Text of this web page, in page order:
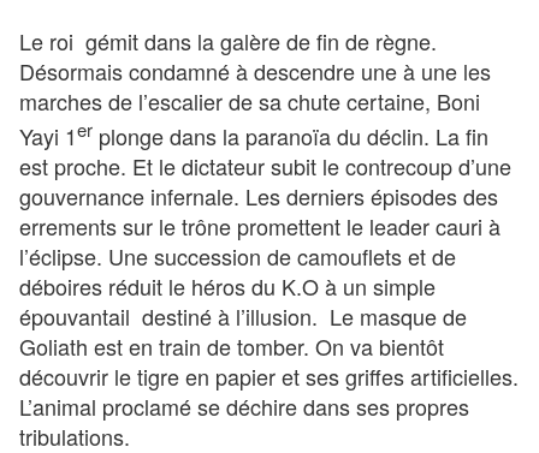
Le roi gémit dans la galère de fin de règne.
Désormais condamné à descendre une à une les
marches de l’escalier de sa chute certaine, Boni
Yayi 1er plonge dans la paranoïa du déclin. La fin
est proche. Et le dictateur subit le contrecoup d’une
gouvernance infernale. Les derniers épisodes des
errements sur le trône promettent le leader cauri à
l’éclipse. Une succession de camouflets et de
déboires réduit le héros du K.O à un simple
épouvantail destiné à l’illusion. Le masque de
Goliath est en train de tomber. On va bientôt
découvrir le tigre en papier et ses griffes artificielles.
L’animal proclamé se déchire dans ses propres
tribulations.